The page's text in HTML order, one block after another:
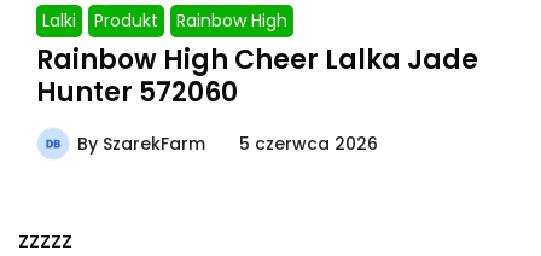
Lalki Produkt Rainbow High
Rainbow High Cheer Lalka Jade
Hunter 572060
By SzarekFarm 5 czerwca 2026
zzzzz